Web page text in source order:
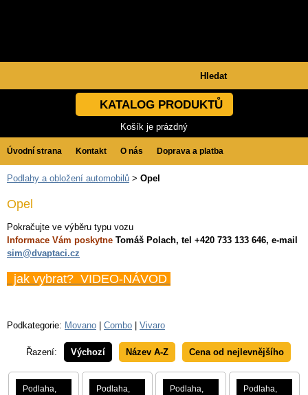
KATALOG PRODUKTŮ
Košík je prázdný
Úvodní strana Kontakt O nás Doprava a platba
Obchodní podmínky GDPR
Podlahy a obložení automobilů > Opel
Opel
Pokračujte ve výběru typu vozu
Informace Vám poskytne Tomáš Polach, tel +420 733 133 646, e-mail
sim@dvaptaci.cz
jak vybrat? VIDEO-NÁVOD
Podkategorie: Movano Combo Vivaro
Řazení: Výchozí Název A-Z Cena od nejlevnějšího
Podlaha,
Podlaha,
Podlaha,
Podlaha,